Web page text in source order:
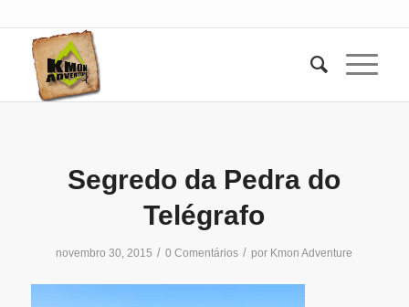
Segredo da Pedra do
Telégrafo
novembro 30, 2015 / 0 Comentários / por Kmon Adventure